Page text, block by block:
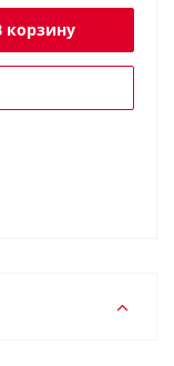
корзину